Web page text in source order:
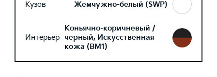
Кузов Жемчужно-белый (SWP)
Интерьер
Коньячно-коричневый /
черный, Искусственная
кожа (BM1)